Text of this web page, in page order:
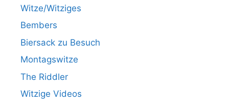
Witze/Witziges
Bembers
Biersack zu Besuch
Montagswitze
The Riddler
Witzige Videos